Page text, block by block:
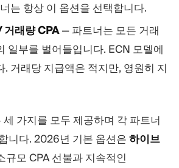
는 항상 이 옵션을 선택합니다.
거래량 CPA— 파트너는 모든 거래
일부를 벌어들입니다. ECN 모델에
. 거래당 지급액은 적지만, 영원히 지
가지를 모두 제공하며 각 파트너
니다. 2026년 기본 옵션은 하이브
규모 CPA 선불과 지속적인